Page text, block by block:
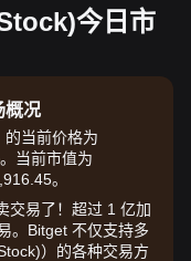
今日市
概况
当前价格为
当前市值为
。
交易了！超过 1 亿加
。Bitget 不仅支持多
）的各种交易方